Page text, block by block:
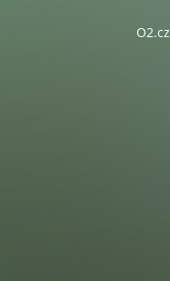
O2.cz